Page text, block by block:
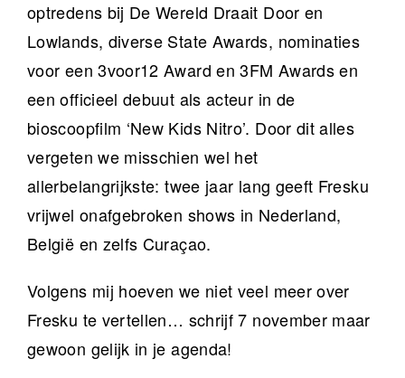
optredens bij De Wereld Draait Door en
Lowlands, diverse State Awards, nominaties
voor een 3voor12 Award en 3FM Awards en
een officieel debuut als acteur in de
bioscoopfilm ‘New Kids Nitro’. Door dit alles
vergeten we misschien wel het
allerbelangrijkste: twee jaar lang geeft Fresku
vrijwel onafgebroken shows in Nederland,
België en zelfs Curaçao.
Volgens mij hoeven we niet veel meer over
Fresku te vertellen… schrijf 7 november maar
gewoon gelijk in je agenda!